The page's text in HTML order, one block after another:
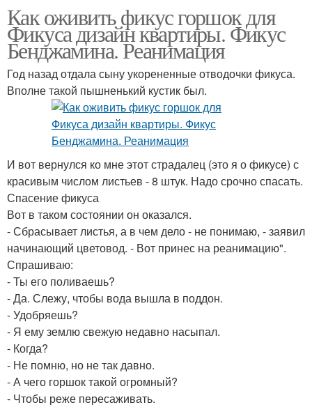
Как оживить фикус горшок для
Фикуса дизайн квартиры. Фикус
Бенджамина. Реанимация
Год назад отдала сыну укорененные отводочки фикуса.
Вполне такой пышненький кустик был.
И вот вернулся ко мне этот страдалец (это я о фикусе) с
красивым числом листьев - 8 штук. Надо срочно спасать.
Спасение фикуса
Вот в таком состоянии он оказался.
- Сбрасывает листья, а в чем дело - не понимаю, - заявил
начинающий цветовод. - Вот принес на реанимацию".
Спрашиваю:
- Ты его поливаешь?
- Да. Слежу, чтобы вода вышла в поддон.
- Удобряешь?
- Я ему землю свежую недавно насыпал.
- Когда?
- Не помню, но не так давно.
- А чего горшок такой огромный?
- Чтобы реже пересаживать.